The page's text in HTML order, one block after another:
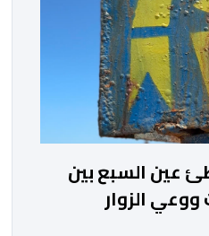
عين السبع بين
الزوار